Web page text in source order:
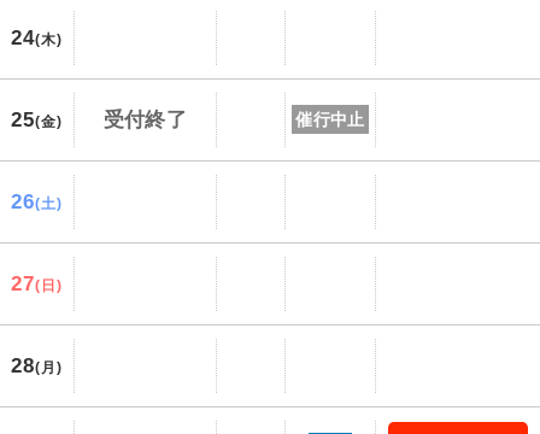
24(木)
25(金) 受付終了 催行中止
26(土)
27(日)
28(月)